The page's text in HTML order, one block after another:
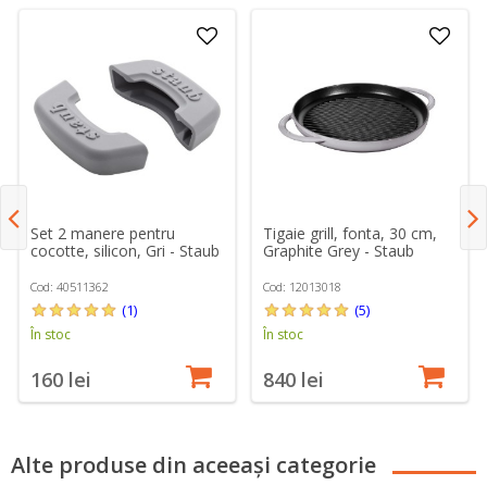
Set 2 manere pentru
cocotte, silicon, Gri - Staub
Cod: 40511362
(1)
În stoc
160 lei
Tigaie grill, fonta, 30 cm,
Graphite Grey - Staub
Cod: 12013018
(5)
În stoc
840 lei
Alte produse din aceeași categorie